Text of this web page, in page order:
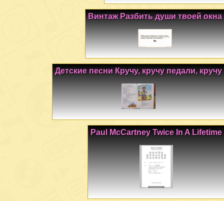
Винтаж Разбить души твоей окна
Детские песни Кручу, кручу педали, кручу
Paul McCartney Twice In A Lifetime